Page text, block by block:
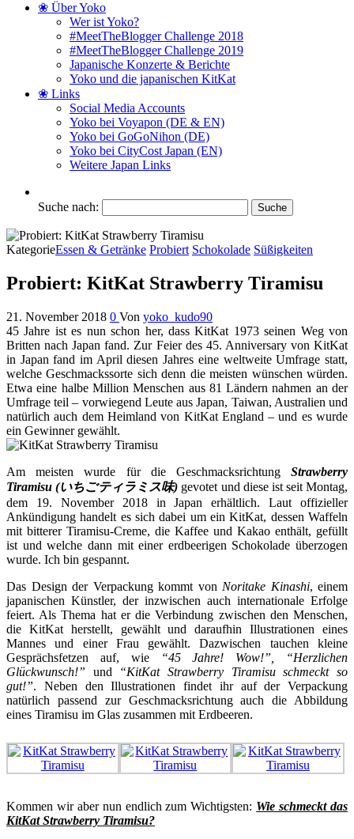
❀ Über Yoko
Wer ist Yoko?
#MeetTheBlogger Challenge 2018
#MeetTheBlogger Challenge 2019
Japanische Konzerte & Berichte
Yoko und die japanischen KitKat
❀ Links
Social Media Accounts
Yoko bei Voyapon (DE & EN)
Yoko bei GoGoNihon (DE)
Yoko bei CityCost Japan (EN)
Weitere Japan Links
Suche nach:
KategorieEssen & Getränke Probiert Schokolade Süßigkeiten
Probiert: KitKat Strawberry Tiramisu
21. November 2018 0 Von yoko_kudo90
45 Jahre ist es nun schon her, dass KitKat 1973 seinen Weg von
Britten nach Japan fand. Zur Feier des 45. Anniversary von KitKat
in Japan fand im April diesen Jahres eine weltweite Umfrage statt,
welche Geschmackssorte sich denn die meisten wünschen würden.
Etwa eine halbe Million Menschen aus 81 Ländern nahmen an der
Umfrage teil – vorwiegend Leute aus Japan, Taiwan, Australien und
natürlich auch dem Heimland von KitKat England – und es wurde
ein Gewinner gewählt.
Am meisten wurde für die Geschmacksrichtung Strawberry
Tiramisu (いちごティラミス味) gevotet und diese ist seit Montag,
dem 19. November 2018 in Japan erhältlich. Laut offizieller
Ankündigung handelt es sich dabei um ein KitKat, dessen Waffeln
mit bitterer Tiramisu-Creme, die Kaffee und Kakao enthält, gefüllt
ist und welche dann mit einer erdbeerigen Schokolade überzogen
wurde. Ich bin gespannt.
Das Design der Verpackung kommt von Noritake Kinashi, einem
japanischen Künstler, der inzwischen auch internationale Erfolge
feiert. Als Thema hat er die Verbindung zwischen den Menschen,
die KitKat herstellt, gewählt und daraufhin Illustrationen eines
Mannes und einer Frau gewählt. Dazwischen tauchen kleine
Gesprächsfetzen auf, wie
“45 Jahre! Wow!”, “Herzlichen
Glückwunsch!” und “KitKat Strawberry Tiramisu schmeckt so
gut!”. Neben den Illustrationen findet ihr auf der Verpackung
natürlich passend zur Geschmacksrichtung auch die Abbildung
eines Tiramisu im Glas zusammen mit Erdbeeren.
Kommen wir aber nun endlich zum Wichtigsten: Wie schmeckt das
KitKat Strawberry Tiramisu?